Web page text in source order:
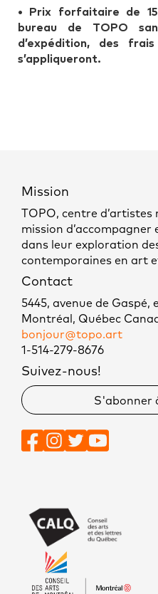
• Prix forfaitaire de
bureau de TOPO
d’expédition, des
s’appliqueront.
Mission
TOPO, centre
mission d’accompagner
dans leur exploration
contemporaines en art
Contact
5445, avenue de Gaspé,
Montréal, Québec
bonjour@topo.art
1-514-279-8676
Suivez-nous!
S'abonner